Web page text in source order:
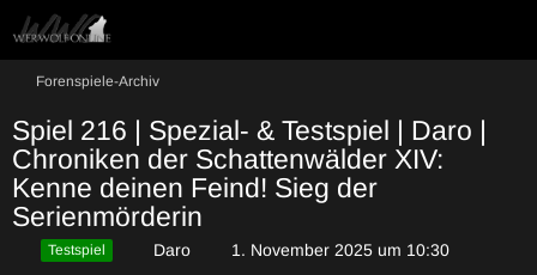
Forenspiele-Archiv
Spiel 216 | Spezial- & Testspiel | Daro |
Chroniken der Schattenwälder XIV:
Kenne deinen Feind! Sieg der
Serienmörderin
Testspiel Daro 1. November 2025 um 10:30